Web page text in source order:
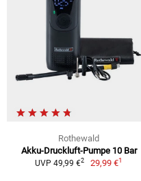
Rothewald
Akku-Druckluft-Pumpe 10 Bar
UVP 49,99 €2 29,99 €1